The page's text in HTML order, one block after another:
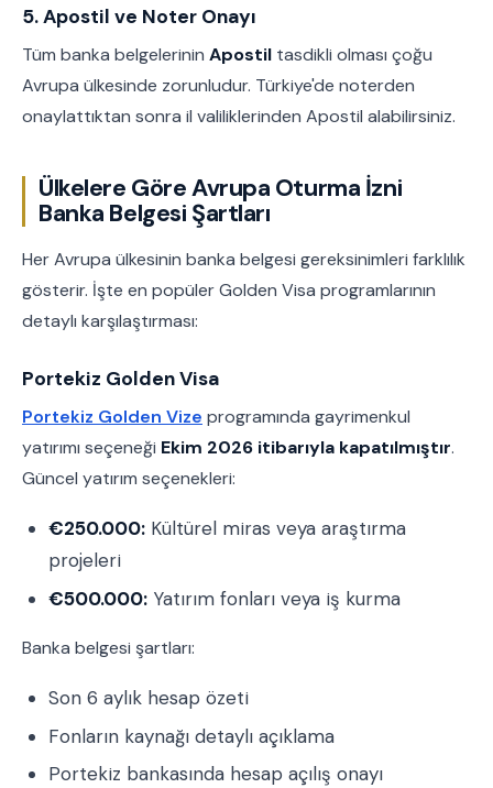
5. Apostil ve Noter Onayı
Tüm banka belgelerinin Apostil tasdikli olması çoğu
Avrupa ülkesinde zorunludur. Türkiye'de noterden
onaylattıktan sonra il valiliklerinden Apostil alabilirsiniz.
Ülkelere Göre Avrupa Oturma İzni
Banka Belgesi Şartları
Her Avrupa ülkesinin banka belgesi gereksinimleri farklılık
gösterir. İşte en popüler Golden Visa programlarının
detaylı karşılaştırması:
Portekiz Golden Visa
Portekiz Golden Vize programında gayrimenkul
yatırımı seçeneği Ekim 2026 itibarıyla kapatılmıştır.
Güncel yatırım seçenekleri:
€250.000: Kültürel miras veya araştırma
projeleri
€500.000: Yatırım fonları veya iş kurma
Banka belgesi şartları:
Son 6 aylık hesap özeti
Fonların kaynağı detaylı açıklama
Portekiz bankasında hesap açılış onayı